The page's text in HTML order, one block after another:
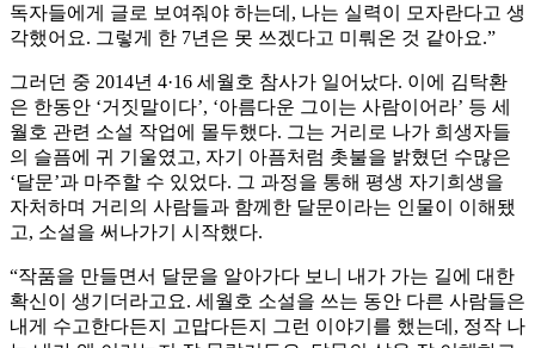
독자들에게 글로 보여줘야 하는데, 나는 실력이 모자란다고 생
각했어요. 그렇게 한 7년은 못 쓰겠다고 미뤄온 것 같아요.”
그러던 중 2014년 4·16 세월호 참사가 일어났다. 이에 김탁환
은 한동안 ‘거짓말이다’, ‘아름다운 그이는 사람이어라’ 등 세
월호 관련 소설 작업에 몰두했다. 그는 거리로 나가 희생자들
의 슬픔에 귀 기울였고, 자기 아픔처럼 촛불을 밝혔던 수많은
‘달문’과 마주할 수 있었다. 그 과정을 통해 평생 자기희생을
자처하며 거리의 사람들과 함께한 달문이라는 인물이 이해됐
고, 소설을 써나가기 시작했다.
“작품을 만들면서 달문을 알아가다 보니 내가 가는 길에 대한
확신이 생기더라고요. 세월호 소설을 쓰는 동안 다른 사람들은
내게 수고한다든지 고맙다든지 그런 이야기를 했는데, 정작 나